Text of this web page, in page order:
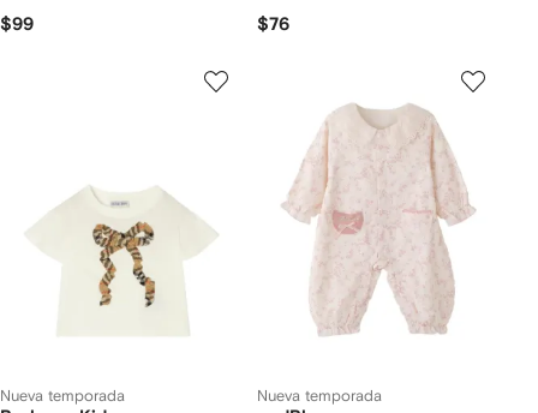
$99 $76
Nueva temporada Nueva temporada